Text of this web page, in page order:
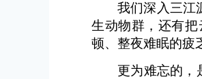
我们深入三江
生动物群，还有
顿、整夜难眠的疲
更为难忘的，